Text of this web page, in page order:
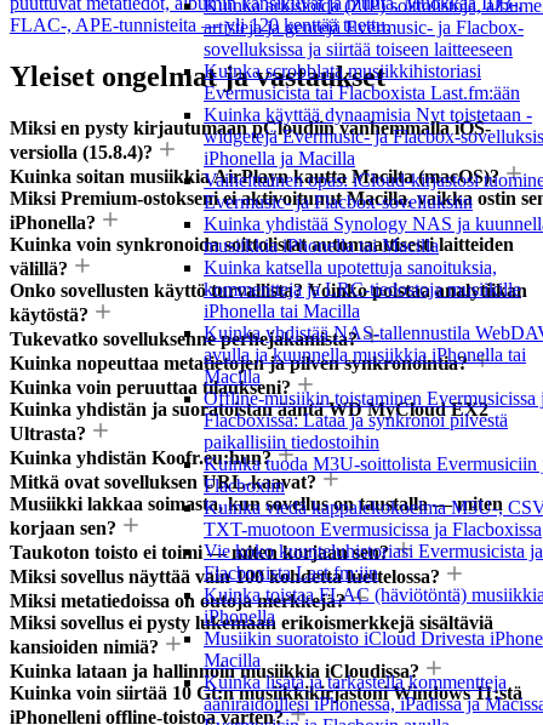
Kuinka arkistoida (ZIP) soittolistoja,
artisteja ja genrejä Evermusic- ja Flacbox-
sovelluksissa ja siirtää toiseen laitteeseen
Kuinka scrobblata musiikkihistoriasi
Evermusicista tai Flacboxista Last.fm:ään
Kuinka käyttää dynaamisia Nyt toistetaan -
widgetejä Evermusic- ja Flacbox-
iPhonella ja Macilla
Vaiheittainen opas: iCloud-kirjastosi
Evermusic- ja Flacbox-sovelluksiin
Kuinka yhdistää Synology NAS ja
musiikkia iPhonella tai Macilla
Kuinka katsella upotettuja sanoituksia,
kommentteja ja LRC-tiedostoja musiikille
iPhonella tai Macilla
Kuinka yhdistää NAS-tallennustila
avulla ja kuunnella musiikkia iPhonella tai
Macilla
Offline-musiikin toistaminen Evermusicissa
Flacboxissa: Lataa ja synkronoi pilvestä
paikallisiin tiedostoihin
Kuinka tuoda M3U-soittolista Evermusiciin
Flacboxiin
Kuinka viedä kappalekokoelma M3U-,
TXT-muotoon Evermusicissa ja Flacboxissa
Vie koko kuunteluhistoriasi Evermusicista ja
Flacboxista Last.fm:iin
Kuinka toistaa FLAC (häviötöntä)
iPhonella
Musiikin suoratoisto iCloud Drivesta
Macilla
Kuinka lisätä ja tarkastella kommentteja
ääniraidoillesi iPhonessa, iPadissa ja
FLAC-, APE-tunnisteita — yli 120 kenttää tuettu.
Yleiset ongelmat ja vastaukset
Miksi en pysty kirjautumaan pCloudiin vanhemmalla iOS-
versiolla (15.8.4)?
Kuinka soitan musiikkia AirPlayn kautta Macilta (macOS)?
Miksi Premium-ostokseni ei aktivoitunut Macilla, vaikka ostin
iPhonella?
Kuinka voin synkronoida soittolistat automaattisesti laitteiden
välillä?
Onko sovellusten käyttö turvallista? Voinko poistaa analytiikan
käytöstä?
Tukevatko sovelluksenne perhejakamista?
Kuinka nopeuttaa metatietojen ja pilven synkronointia?
Kuinka voin peruuttaa tilaukseni?
Kuinka yhdistän ja suoratoistan ääntä WD MyCloud EX2
Ultrasta?
Kuinka yhdistän Koofr.eu:hun?
Mitkä ovat sovelluksen URL-kaavat?
Musiikki lakkaa soimasta, kun sovellus on taustalla — miten
korjaan sen?
Taukoton toisto ei toimi — miten korjaan sen?
Miksi sovellus näyttää vain 100 kohdetta luettelossa?
Miksi metatiedoissa on outoja merkkejä?
Miksi sovellus ei pysty lukemaan erikoismerkkejä sisältäviä
kansioiden nimiä?
Kuinka lataan ja hallinnoin musiikkia iCloudissa?
Kuinka voin siirtää 10 Gt:n musiikkikirjastoni Windows 11:stä
iPhonelleni offline-toistoa varten?